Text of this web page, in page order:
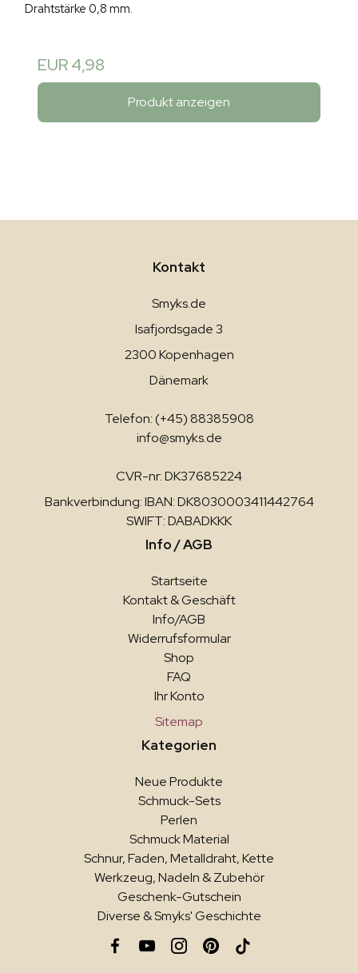
Drahtstärke 0,8 mm.
EUR 4,98
Produkt anzeigen
Kontakt
Smyks.de
Isafjordsgade 3
2300 Kopenhagen
Dänemark
Telefon: (+45) 88385908
info@smyks.de
CVR-nr: DK37685224
Bankverbindung: IBAN: DK8030003411442764
SWIFT: DABADKKK
Info / AGB
Startseite
Kontakt & Geschäft
Info/AGB
Widerrufsformular
Shop
FAQ
Ihr Konto
Sitemap
Kategorien
Neue Produkte
Schmuck-Sets
Perlen
Schmuck Material
Schnur, Faden, Metalldraht, Kette
Werkzeug, Nadeln & Zubehör
Geschenk-Gutschein
Diverse & Smyks' Geschichte